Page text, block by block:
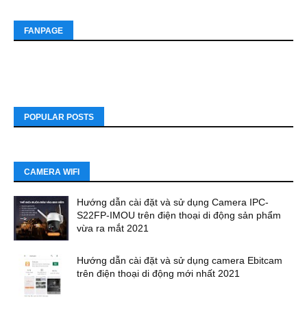
FANPAGE
POPULAR POSTS
CAMERA WIFI
Hướng dẫn cài đặt và sử dụng Camera IPC-
S22FP-IMOU trên điện thoại di động sản phẩm
vừa ra mắt 2021
Hướng dẫn cài đặt và sử dụng camera Ebitcam
trên điện thoại di động mới nhất 2021